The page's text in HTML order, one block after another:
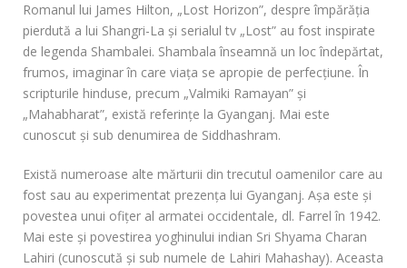
Romanul lui James Hilton, „Lost Horizon”, despre împărăţia
pierdută a lui Shangri-La şi serialul tv „Lost” au fost inspirate
de legenda Shambalei. Shambala înseamnă un loc îndepărtat,
frumos, imaginar în care viaţa se apropie de perfecţiune. În
scripturile hinduse, precum „Valmiki Ramayan” şi
„Mahabharat”, există referinţe la Gyanganj. Mai este
cunoscut și sub denumirea de Siddhashram.
Există numeroase alte mărturii din trecutul oamenilor care au
fost sau au experimentat prezenţa lui Gyanganj. Așa este și
povestea unui ofiţer al armatei occidentale, dl. Farrel în 1942.
Mai este și povestirea yoghinului indian Sri Shyama Charan
Lahiri (cunoscută şi sub numele de Lahiri Mahashay). Aceasta